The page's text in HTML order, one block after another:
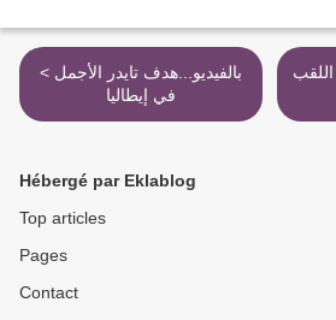
< بالفيديو...هدف تايدر الأجمل
في إيطاليا
Hébergé par Eklablog
Top articles
Pages
Contact